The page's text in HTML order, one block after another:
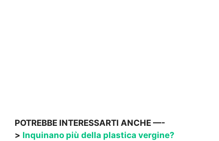
POTREBBE INTERESSARTI ANCHE —-
> Inquinano più della plastica vergine?